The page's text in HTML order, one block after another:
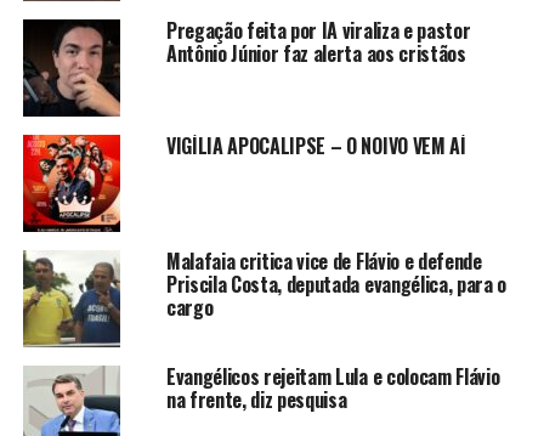
Pregação feita por IA viraliza e pastor
Antônio Júnior faz alerta aos cristãos
VIGÍLIA APOCALIPSE – O NOIVO VEM AÍ
Malafaia critica vice de Flávio e defende
Priscila Costa, deputada evangélica, para o
cargo
Evangélicos rejeitam Lula e colocam Flávio
na frente, diz pesquisa